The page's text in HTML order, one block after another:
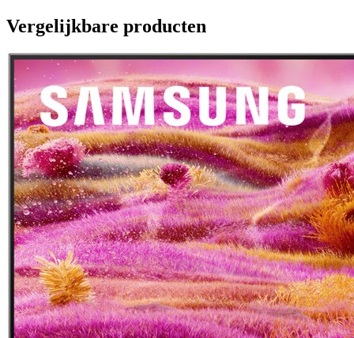
Vergelijkbare producten